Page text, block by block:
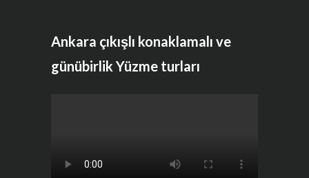
Ankara çıkışlı konaklamalı ve
günübirlik Yüzme turları